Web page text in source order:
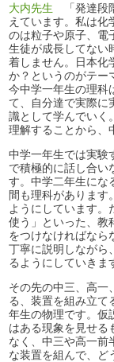
大内先生 「発達段
えています。私は化
のは粒子や原子、電
生徒が成長してない
着しません。日本化
か？というのがテー
今中学一年生の理科
て、自分達で実際に
識として学んでいく
理解することから、
中学一年生では実験
で積極的に話し合い
す。中学二年生にな
間も理科があります
ようにしています。
使う」といった、教
をつけなければなら
丁寧に説明しながら
るようにしていきま
その先の中三、高一
る、装置を組み立て
年生の物理です。仮
はある現象を見せる
なく、中三や高一前
な装置を組んで、ど